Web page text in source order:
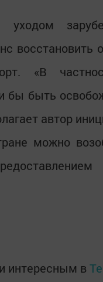
«В
бы быть
автор
можно
интересным в